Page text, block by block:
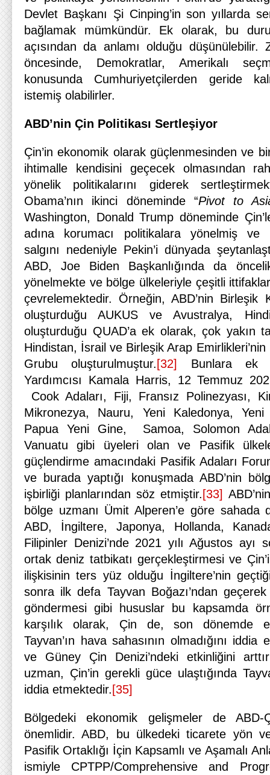
Devlet Başkanı Şi Cinping’in son yıllarda
bağlamak mümkündür. Ek olarak, bu
açısından da anlamı olduğu
öncesinde, Demokratlar, Amerikalı
konusunda Cumhuriyetçilerden geride
istemiş olabilirler.
ABD’nin Çin Politikası Sertleşiyor
Çin’in ekonomik olarak güçlenmesinden ve
ihtimalle kendisini geçecek olmasından
yönelik politikalarını giderek
Obama’nın ikinci döneminde “Pivot to
Washington, Donald Trump döneminde
adına korumacı politikalara yönelmiş ve
salgını nedeniyle Pekin’i dünyada
ABD, Joe Biden Başkanlığında da
yönelmekte ve bölge ülkeleriyle çeşitli
çevrelemektedir. Örneğin, ABD’nin Birleşik
oluşturduğu AUKUS ve Avustralya,
oluşturduğu QUAD’a ek olarak, çok yakın
Hindistan, İsrail ve Birleşik Arap
Grubu oluşturulmuştur. [32]
Bunlara ek
Yardımcısı Kamala Harris, 12 Temmuz
Cook Adaları, Fiji, Fransız Polinezyası,
Mikronezya, Nauru, Yeni Kaledonya,
Papua Yeni Gine, Samoa, Solomon
Vanuatu gibi üyeleri olan ve Pasifik
güçlendirme amacındaki Pasifik Adaları
ve burada yaptığı konuşmada ABD’nin
işbirliği planlarından söz etmiştir. [33]
bölge uzmanı Ümit Alperen’e göre sahada
ABD, İngiltere, Japonya, Hollanda,
Filipinler Denizi’nde 2021 yılı Ağustos ayı
ortak deniz tatbikatı gerçekleştirmesi ve
ilişkisinin ters yüz olduğu İngiltere’nin
sonra ilk defa Tayvan Boğazı’ndan
göndermesi gibi hususlar bu kapsamda
karşılık olarak, Çin de, son dönemde
Tayvan’ın hava sahasının olmadığını
ve Güney Çin Denizi’ndeki etkinliğini
uzman, Çin’in gerekli güce ulaştığında
iddia etmektedir. [35]
Bölgedeki ekonomik gelişmeler de ABD-
önemlidir. ABD, bu ülkedeki ticarete yön
Pasifik Ortaklığı İçin Kapsamlı ve Aşamalı
ismiyle CPTPP/Comprehensive and